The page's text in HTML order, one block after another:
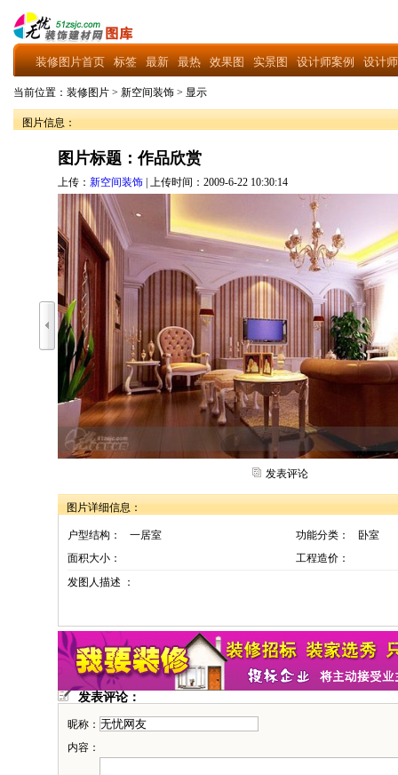
装修图片首页 标签 最新 最热 效果图 实景图 设计师案例 设计
当前位置： 装修图片 > 新空间装饰 > 显示
图片信息：
图片标题：作品欣赏
上传： 新空间装饰 | 上传时间：2009-6-22 10:30:14
发表评论
图片详细信息：
户型结构： 一居室 功能分类：
卧室
面积大小：
工程造价：
发图人描述 ：
发表评论：
昵称：
内容：